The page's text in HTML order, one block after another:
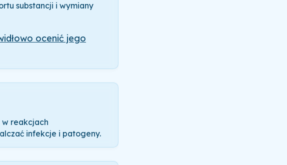
substancji i wymiany
ocenić jego
w reakcjach
infekcje i patogeny.